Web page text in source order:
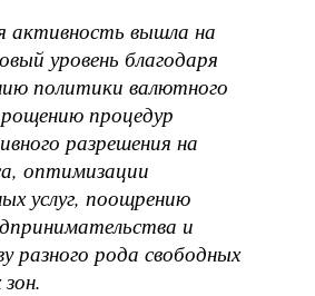
активность вышла на
уровень благодаря
политики валютного
процедур
разрешения на
оптимизации
услуг, поощрению
и
разного рода свободных